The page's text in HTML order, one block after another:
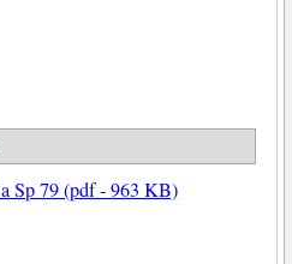
Sp 79 (pdf - 963 KB)